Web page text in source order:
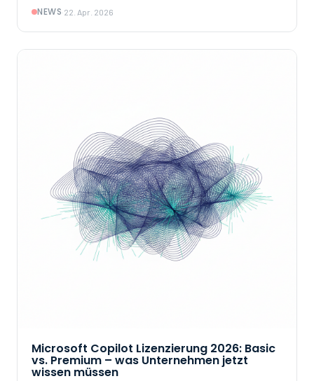
NEWS·22. Apr. 2026
Microsoft Copilot Lizenzierung 2026: Basic
vs. Premium – was Unternehmen jetzt
wissen müssen